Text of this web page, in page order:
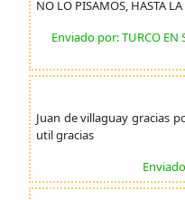
NO LO PISAMOS, HASTA
Enviado por: TURCO EN
Juan de villaguay gracias
util gracias